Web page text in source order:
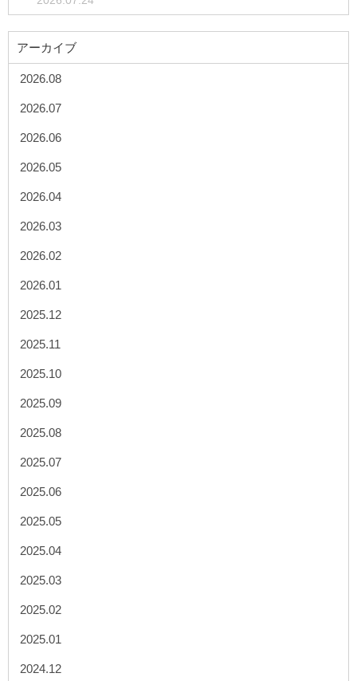
アーカイブ
2026.08
2026.07
2026.06
2026.05
2026.04
2026.03
2026.02
2026.01
2025.12
2025.11
2025.10
2025.09
2025.08
2025.07
2025.06
2025.05
2025.04
2025.03
2025.02
2025.01
2024.12